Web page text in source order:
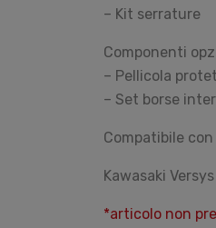
– Kit serrature
Componenti
– Pellicola
– Set borse
Compatibile
Kawasaki
*articolo non